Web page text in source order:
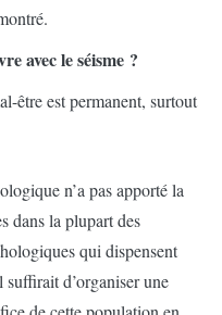
le séisme ?
être est permanent, surtout
n’a pas apporté la
dans la plupart des
qui dispensent
d’organiser une